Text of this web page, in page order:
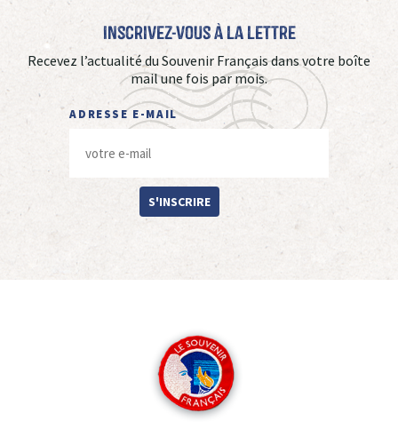
Inscrivez-vous à La Lettre
Recevez l’actualité du Souvenir Français dans votre boîte
mail une fois par mois.
ADRESSE E-MAIL
S'INSCRIRE